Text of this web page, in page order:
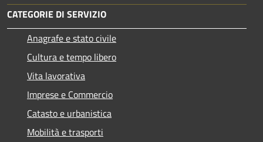
CATEGORIE DI SERVIZIO
Anagrafe e stato civile
Cultura e tempo libero
Vita lavorativa
Imprese e Commercio
Catasto e urbanistica
Mobilità e trasporti